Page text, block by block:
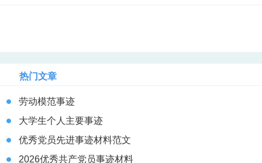
热门文章
劳动模范事迹
大学生个人主要事迹
优秀党员先进事迹材料范文
2026优秀共产党员事迹材料